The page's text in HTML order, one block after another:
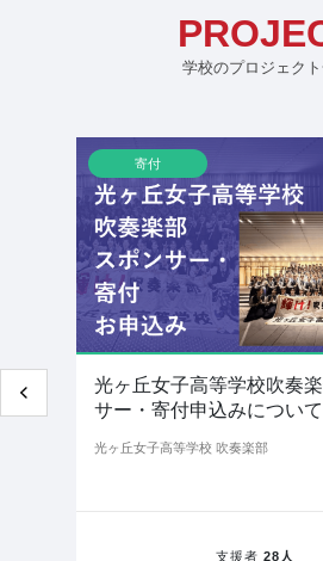
学校のプロジェク
寄付
光ヶ丘女子高等学校吹奏
サー・寄付申込みについて
光ヶ丘女子高等学校 吹奏楽部
支援者 28人